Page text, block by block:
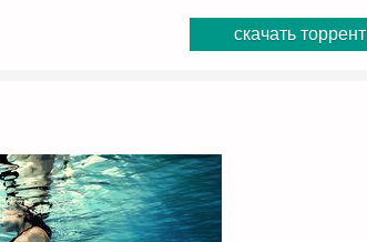
скачать торрент